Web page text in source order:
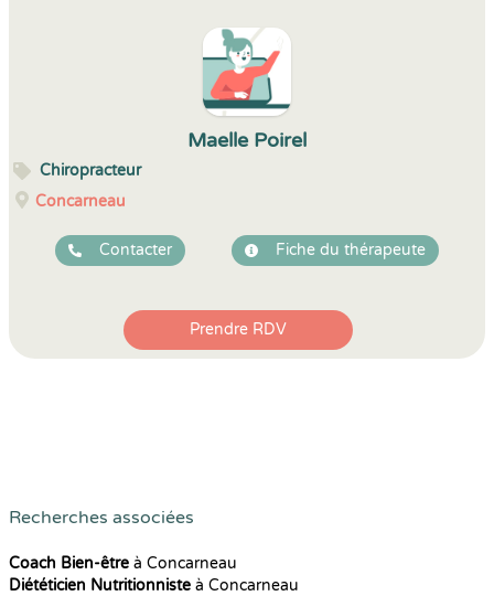
Maelle Poirel
Chiropracteur
Concarneau
Contacter Fiche du thérapeute
Prendre RDV
Recherches associées
Coach Bien-être à Concarneau
Diététicien Nutritionniste à Concarneau